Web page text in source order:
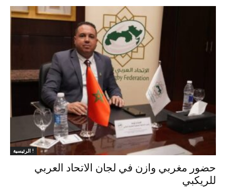
الرئيسية !
حضور مغربي وازن في لجان الاتحاد العربي
للريكبي